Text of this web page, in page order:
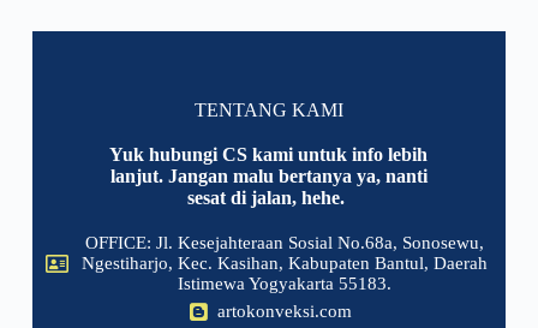
TENTANG KAMI
Yuk hubungi CS kami untuk info lebih
lanjut. Jangan malu bertanya ya, nanti
sesat di jalan, hehe.
OFFICE: Jl. Kesejahteraan Sosial No.68a, Sonosewu,
Ngestiharjo, Kec. Kasihan, Kabupaten Bantul, Daerah
Istimewa Yogyakarta 55183.
artokonveksi.com